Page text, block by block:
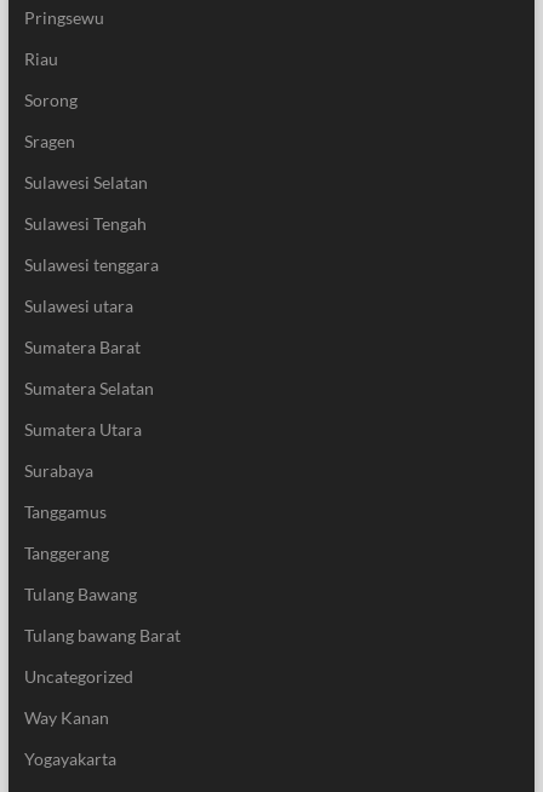
Pringsewu
Riau
Sorong
Sragen
Sulawesi Selatan
Sulawesi Tengah
Sulawesi tenggara
Sulawesi utara
Sumatera Barat
Sumatera Selatan
Sumatera Utara
Surabaya
Tanggamus
Tanggerang
Tulang Bawang
Tulang bawang Barat
Uncategorized
Way Kanan
Yogayakarta